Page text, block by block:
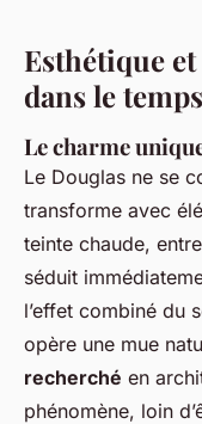
Esthétique
dans le temps
Le charme
Le Douglas ne se
transforme avec
teinte chaude,
séduit
l’effet combiné du
opère une mue
recherché en
phénomène, loin